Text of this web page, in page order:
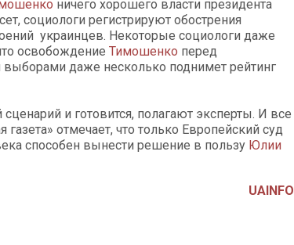
ничего хорошего власти президента
социологи регистрируют обострения
украинцев. Некоторые социологи даже
освобождение Тимошенко перед
выборами даже несколько поднимет рейтинг
и готовится, полагают эксперты. И все
отмечает, что только Европейский суд
способен вынести решение в пользу Юлии
UAINFO